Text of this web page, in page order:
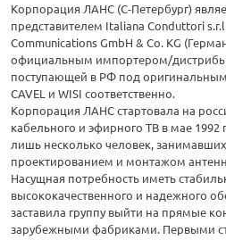
Корпорация ЛАНС (С-Петербург)
представителем Italiana Conduttori
Communications GmbH & Co. KG
официальным импортером/
поступающей в РФ под
CAVEL и WISI соответственно.
Корпорация ЛАНС стартовала на
кабельного и эфирного ТВ в мае 1992
лишь несколько человек,
проектированием и монтажом
Насущная потребность иметь
высококачественного и надежного
заставила группу выйти на прямые
зарубежными фабриками. Первыми